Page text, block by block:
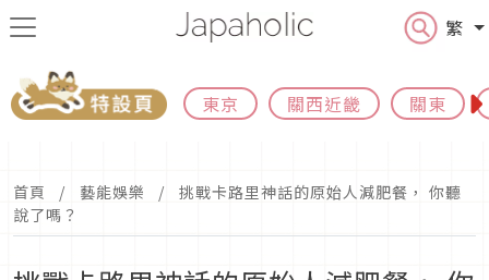
繁
東京 關西近畿 關東
首頁 藝能娛樂
挑戰卡路里神話的原始人減肥餐， 你聽
說了嗎？